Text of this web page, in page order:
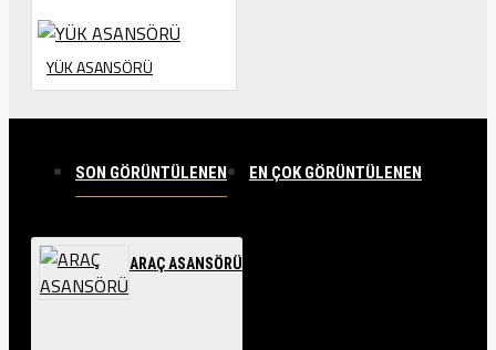
YÜK ASANSÖRÜ
SON GÖRÜNTÜLENEN EN ÇOK GÖRÜNTÜLENEN
ARAÇ ASANSÖRÜ